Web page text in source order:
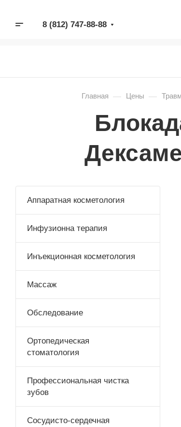
8 (812) 747-88-88
Главная — Цены —
Аппаратная косметология
Инфузионна терапия
Инъекционная косметология
Массаж
Обследование
Ортопедическая
стоматология
Профессиональная чистка
зубов
Сосудисто-сердечная